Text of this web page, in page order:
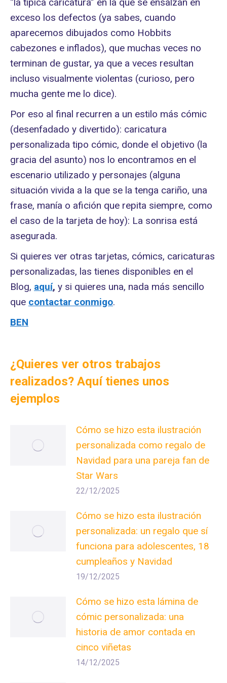
exceso los defectos (ya sabes, cuando
aparecemos dibujados como Hobbits
cabezones e inflados), que muchas veces no
terminan de gustar, ya que a veces resultan
incluso visualmente violentas (curioso, pero
mucha gente me lo dice).
Por eso al final recurren a un estilo más cómic
(desenfadado y divertido): caricatura
personalizada tipo cómic, donde el objetivo (la
gracia del asunto) nos lo encontramos en el
escenario utilizado y personajes (alguna
situación vivida a la que se la tenga cariño, una
frase, manía o afición que repita siempre, como
el caso de la tarjeta de hoy): La sonrisa está
asegurada.
Si quieres ver otras tarjetas, cómics, caricaturas
personalizadas, las tienes disponibles en el
Blog, aquí, y si quieres una, nada más sencillo
que contactar conmigo.
BEN
¿Quieres ver otros trabajos
realizados? Aquí tienes unos
ejemplos
Cómo se hizo esta ilustración
personalizada como regalo de
Navidad para una pareja fan de
Star Wars
22/12/2025
Cómo se hizo esta ilustración
personalizada: un regalo que sí
funciona para adolescentes, 18
cumpleaños y Navidad
19/12/2025
Cómo se hizo esta lámina de
cómic personalizada: una
historia de amor contada en
cinco viñetas
14/12/2025